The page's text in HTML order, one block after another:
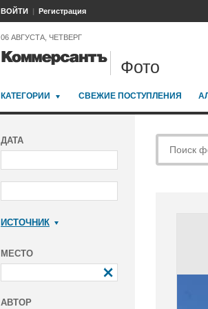
ВОЙТИ Регистрация
06 АВГУСТА, ЧЕТВЕРГ
Фото
КАТЕГОРИИ СВЕЖИЕ ПОСТУПЛЕНИЯ
ДАТА
ИСТОЧНИК
МЕСТО
АВТОР